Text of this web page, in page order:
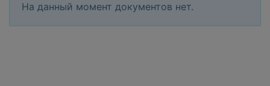
На данный момент документов нет.